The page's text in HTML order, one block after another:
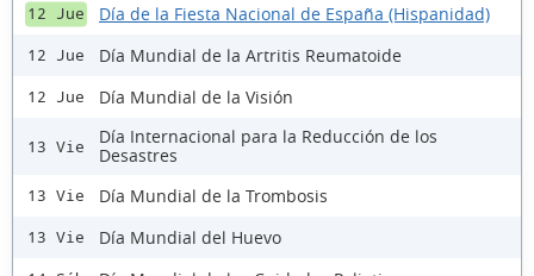
12 Jue Día de la Fiesta Nacional de España (Hispanidad)
12 Jue Día Mundial de la Artritis Reumatoide
12 Jue Día Mundial de la Visión
13 Vie
Día Internacional para la Reducción de los
Desastres
13 Vie Día Mundial de la Trombosis
13 Vie Día Mundial del Huevo